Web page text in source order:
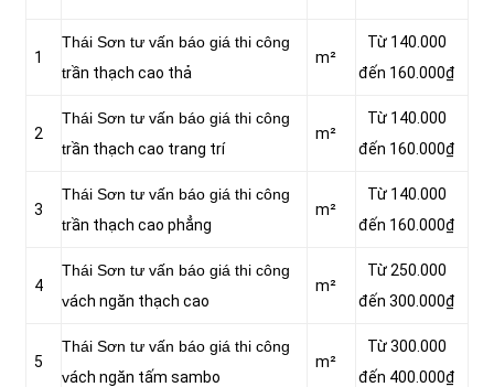
1
Thái Sơn tư vấn báo giá thi công
trần thạch cao thả
m²
Từ 140.000
đến 160.000₫
2
Thái Sơn tư vấn báo giá thi công
trần thạch cao trang trí
m²
Từ 140.000
đến 160.000₫
3
Thái Sơn tư vấn báo giá thi công
trần thạch cao phẳng
m²
Từ 140.000
đến 160.000₫
4
Thái Sơn tư vấn báo giá thi công
vách ngăn thạch cao
m²
Từ 250.000
đến 300.000₫
5
Thái Sơn tư vấn báo giá thi công
vách ngăn tấm sambo
m²
Từ 300.000
đến 400.000₫